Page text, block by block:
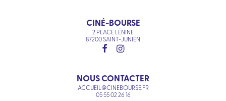
CINÉ-BOURSE
2 PLACE LÉNINE
87200 SAINT-JUNIEN
NOUS CONTACTER
ACCUEIL@CINEBOURSE.FR
05 55 02 26 16